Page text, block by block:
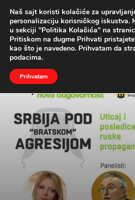
Naslovna Vesti Društvo
Naš sajt koristi kolačiće za
personalizaciju korisničkog iskustva.
u sekciji "Politika Kolačića" na
Pritiskom na dugme Prihvati
kao što je navedeno. Prihvatam da
podacima.
Prihvatam